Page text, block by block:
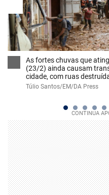
As fortes chuvas que
(23/2) ainda causam
cidade, com ruas
Túlio Santos/EM/DA Press